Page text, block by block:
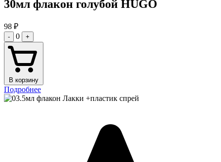
30мл флакон голубой HUGO
98 ₽
- 0 +
В корзину
Подробнее